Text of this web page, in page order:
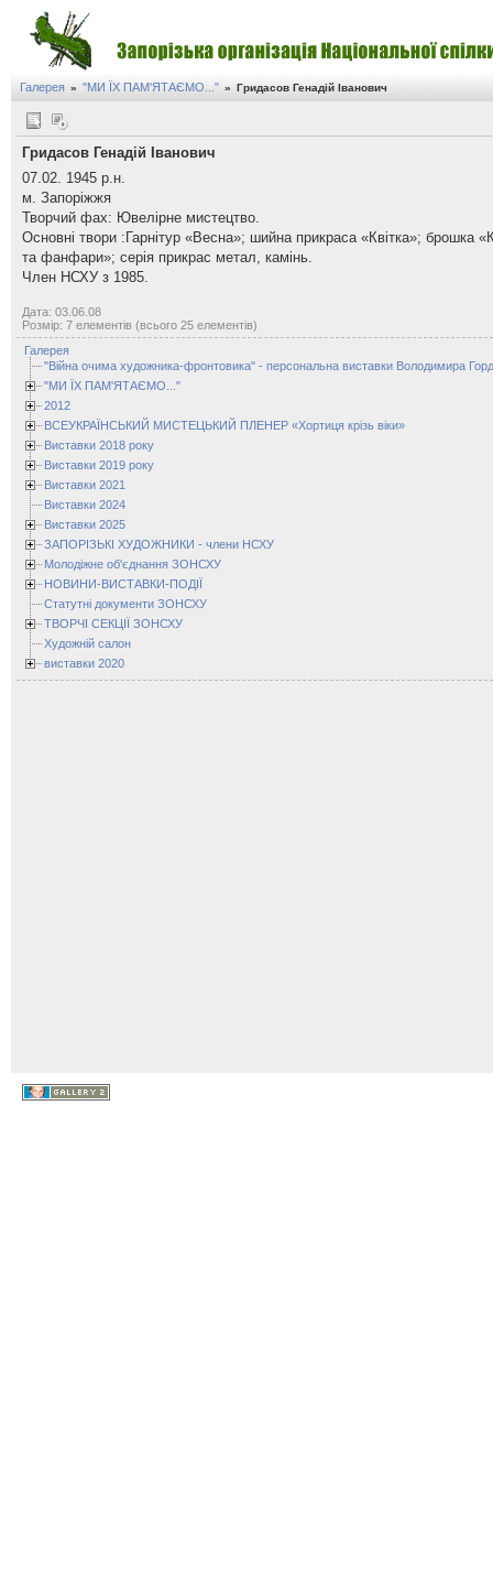
Галерея » "МИ ЇХ ПАМ'ЯТАЄМО..." » Гридасов Генадій Іванович
Гридасов Генадій Іванович
07.02. 1945 р.н.
м. Запоріжжя
Творчий фах: Ювелірне мистецтво.
Основні твори :Гарнітур «Весна»; шийна прикраса «Квітка»; брошка
та фанфари»; серія прикрас метал, камінь.
Член НСХУ з 1985.
Дата: 03.06.08
Розмір: 7 елементів (всього 25 елементів)
Галерея
"Війна очима художника-фронтовика" - персональна виставки Володимира
"МИ ЇХ ПАМ'ЯТАЄМО..."
2012
ВСЕУКРАЇНСЬКИЙ МИСТЕЦЬКИЙ ПЛЕНЕР «Хортиця крізь віки»
Виставки 2018 року
Виставки 2019 року
Виставки 2021
Виставки 2024
Виставки 2025
ЗАПОРІЗЬКІ ХУДОЖНИКИ - члени НСХУ
Молодіжне об'єднання ЗОНСХУ
НОВИНИ-ВИСТАВКИ-ПОДІЇ
Статутні документи ЗОНСХУ
ТВОРЧІ СЕКЦІЇ ЗОНСХУ
Художній салон
виставки 2020